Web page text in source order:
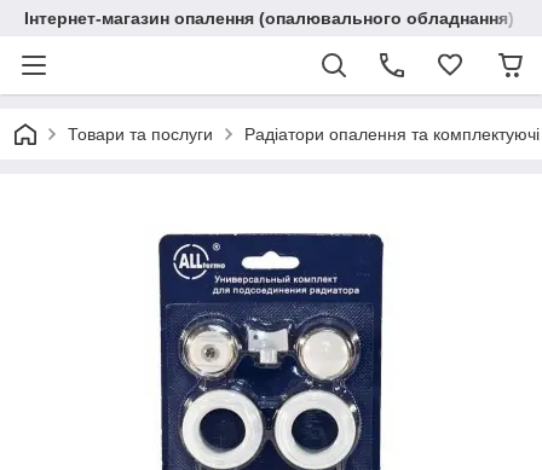
Інтернет-магазин опалення (опалювального обладнання)
Товари та послуги Радіатори опалення та комплектуючі